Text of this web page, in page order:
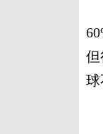
但
球